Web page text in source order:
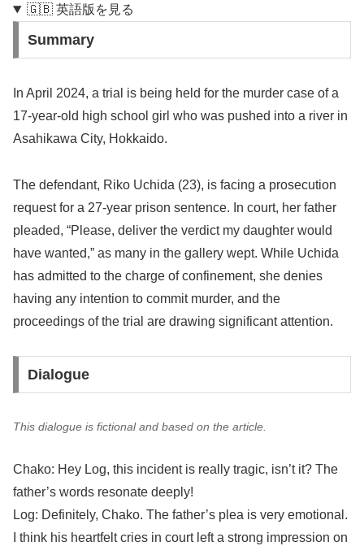
🇬🇧 英語版を見る
Summary
In April 2024, a trial is being held for the murder case of a
17-year-old high school girl who was pushed into a river in
Asahikawa City, Hokkaido.
The defendant, Riko Uchida (23), is facing a prosecution
request for a 27-year prison sentence. In court, her father
pleaded, “Please, deliver the verdict my daughter would
have wanted,” as many in the gallery wept. While Uchida
has admitted to the charge of confinement, she denies
having any intention to commit murder, and the
proceedings of the trial are drawing significant attention.
Dialogue
This dialogue is fictional and based on the article.
Chako: Hey Log, this incident is really tragic, isn’t it? The
father’s words resonate deeply!
Log: Definitely, Chako. The father’s plea is very emotional.
I think his heartfelt cries in court left a strong impression on